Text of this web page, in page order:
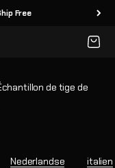
Free
Panier
Échantillon de tige de
Nederlandse italien